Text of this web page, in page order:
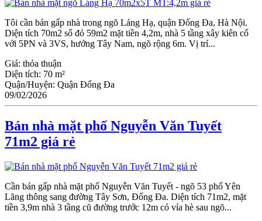
Tôi cần bán gấp nhà trong ngõ Láng Hạ, quận Đống Đa, Hà Nội.
Diện tích 70m2 sổ đỏ 59m2 mặt tiền 4,2m, nhà 5 tầng xây kiên cố
với 5PN và 3VS, hướng Tây Nam, ngõ rộng 6m. Vị trí...
Giá: thỏa thuận
Diện tích: 70 m²
Quận/Huyện: Quận Đống Đa
09/02/2026
Bán nhà mặt phố Nguyễn Văn Tuyết
71m2 giá rẻ
Cần bán gấp nhà mặt phố Nguyễn Văn Tuyết - ngõ 53 phố Yên
Lãng thông sang đường Tây Sơn, Đống Đa. Diện tích 71m2, mặt
tiền 3,9m nhà 3 tầng cũ đường trước 12m có vỉa hè sau ngõ...